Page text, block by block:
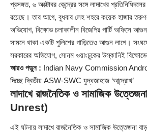
প্রসঙ্গত, ৬ অক্টোবর কেন্দ্রের সঙ্গে লাদাখের
রয়েছে। তার আগে, বুধবার লেহ শহরে কয়েক হাজার
অভিযোগ, বিক্ষোভ চলাকালীন বিজেপির পার্টি অফিসে
সামনে থাকা একটি পুলিশের গাড়িতেও আগুন লাগে।
সরকারের অভিযোগ, সোনম ওয়াংচুকের উস্কানিই
আরও পড়ুন : Indian Navy Commission
দিচ্ছে দ্বিতীয় ASW-SWC যুদ্ধজাহাজ ‘আন্দ্রোথ’
লাদাখে রাজনৈতিক ও সামাজিক উত্তেজনা
Unrest)
এই ঘটনায় লাদাখে রাজনৈতিক ও সামাজিক উত্তেজনা